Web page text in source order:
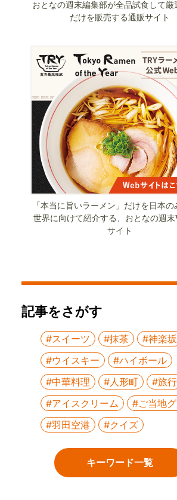
おとなの週末編集部が全品試食して厳
だけを販売する通販サイト
「本当に旨いラーメン」だけを日本の
世界に向けて紹介する、おとなの週末
サイト
記事をさがす
#スイーツ #抹茶
#神楽坂
#ウイスキー
#ハイボール
#中華料理
#人形町
#旅行
#アイスクリーム
#ご当地
#羽田空港
#クイズ
キーワード一覧